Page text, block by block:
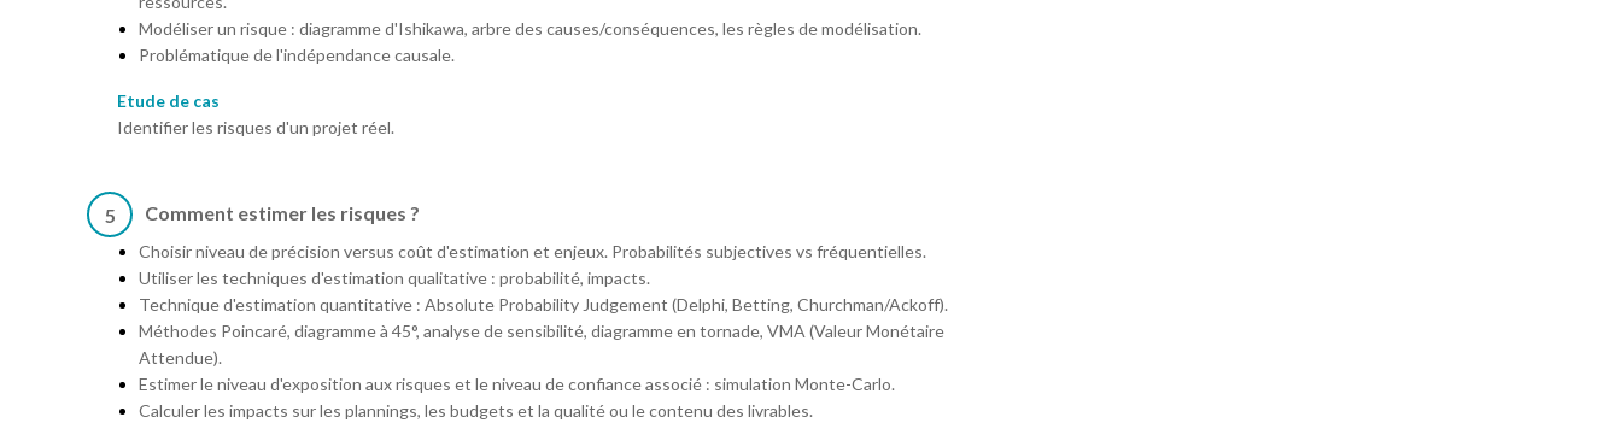
Modéliser un risque : diagramme d'Ishikawa, arbre des causes/conséquences, les règles de modélisation.
Problématique de l'indépendance causale.
Etude de cas
Identifier les risques d'un projet réel.
5 Comment estimer les risques ?
Choisir niveau de précision versus coût d'estimation et enjeux. Probabilités subjectives vs fréquentielles.
Utiliser les techniques d'estimation qualitative : probabilité, impacts.
Technique d'estimation quantitative : Absolute Probability Judgement (Delphi, Betting, Churchman/Ackoff).
Méthodes Poincaré, diagramme à 45°, analyse de sensibilité, diagramme en tornade, VMA (Valeur Monétaire
Attendue).
Estimer le niveau d'exposition aux risques et le niveau de confiance associé : simulation Monte-Carlo.
Calculer les impacts sur les plannings, les budgets et la qualité ou le contenu des livrables.